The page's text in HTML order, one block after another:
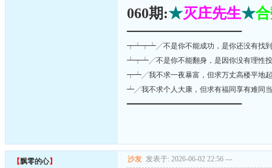
060期:★灭庄先生★
━━━━━━━━━━━━━━━━━━━━━━━━━━━
┯┷┯┷╱不是你不能成功，是你还没有找
┷┯┷╱不是你不能翻身，是因你没有理性
┯┷╱我不求一夜暴富，但求万丈高楼平
┷╱我不求个人大康，但求有福同享有难
━━━━━━━━━━━━━━━━━━━━━━━━━━━
【飘零的心】 沙发 发表于: 2026-06-02 22:56 ---